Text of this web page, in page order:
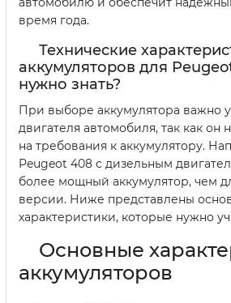
время года.
Технические
аккумуляторов для
нужно знать?
При выборе аккумулятора важно
двигателя автомобиля, так как он
на требования к аккумулятору.
Peugeot 408 с дизельным
более мощный аккумулятор, чем
версии. Ниже представлены
характеристики, которые нужно
Основные
аккумуляторов